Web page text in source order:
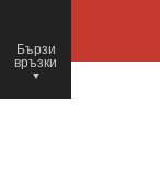
Бързи
връзки
○